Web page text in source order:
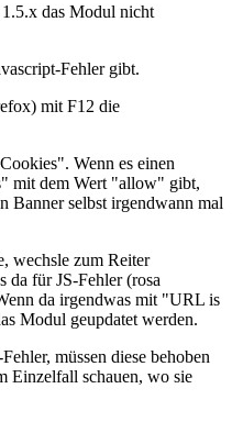
das Modul nicht
Fehler gibt.
mit F12 die
Wenn es einen
mit dem Wert "allow" gibt,
Banner selbst irgendwann mal
wechsle zum Reiter
da für JS-Fehler (rosa
da irgendwas mit "URL is
Modul geupdatet werden.
müssen diese behoben
Einzelfall schauen, wo sie